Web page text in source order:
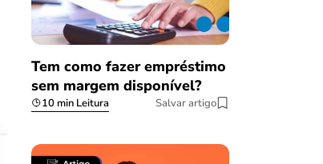
Tem como fazer empréstimo
sem margem disponível?
10 min Leitura Salvar artigo